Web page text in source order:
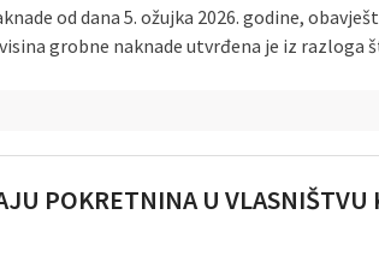
od dana 5. ožujka 2026. godine,
grobne naknade utvrđena je iz razloga
POKRETNINA U VLASNIŠTVU